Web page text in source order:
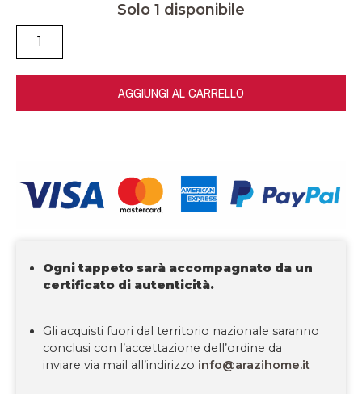
Solo 1 disponibile
AGGIUNGI AL CARRELLO
Ogni tappeto sarà accompagnato da un
certificato di autenticità.
Gli acquisti fuori dal territorio nazionale saranno
conclusi con l’accettazione dell’ordine da
inviare via mail all’indirizzo info@arazihome.it